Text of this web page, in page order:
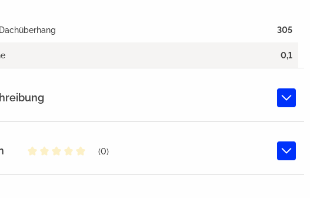
(0)
305
0,1